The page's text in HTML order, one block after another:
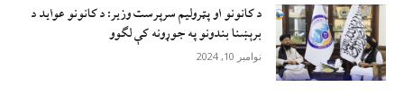
د کانونو او پټرولیم سرپرست وزیر: د کانونو عواید د
برېښنا بندونو په جوړونه کې لګوو
نوامبر 10, 2024